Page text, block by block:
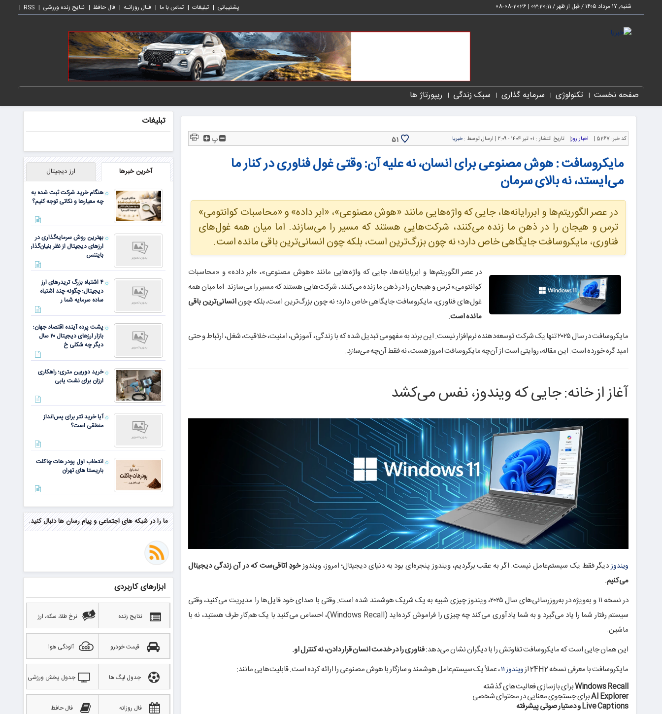
شنبه, ۱۷ مرداد ۱۴۰۵ / قبل از ظهر / 03:20:12
|
2026-08-08 پشتیبانی تبلیغات تماس با ما فـال روزانـه فال حافظ نتایج زنده ورزشی RSS
صفحه نخست تکنولوژی سرمایه گذاری سبک زندگی ریپورتاژ ها
کد خبر: 5267 | اخبار روز| تاریخ انتشار : ۰۱ تیر ۱۴۰۴ - ۲:۰۹ | ارسال توسط :خبریا 51 پ
مایکروسافت : هوش مصنوعی برای انسان، نه علیه آن: وقتی غول فناوری در کنار ما
می‌ایستد، نه بالای سرمان
در عصر الگوریتم‌ها و ابررایانه‌ها، جایی که واژه‌هایی مانند «هوش مصنوعی»، «ابر داده» و «محاسبات کوانتومی»
ترس و هیجان را در ذهن ما زنده می‌کنند، شرکت‌هایی هستند که مسیر را می‌سازند. اما میان همه غول‌های
فناوری، مایکروسافت جایگاهی خاص دارد؛ نه چون بزرگ‌ترین است، بلکه چون انسانی‌ترین باقی مانده است.
در عصر الگوریتم‌ها و ابررایانه‌ها، جایی که واژه‌هایی مانند «هوش مصنوعی»، «ابر داده» و «محاسبات
کوانتومی» ترس و هیجان را در ذهن ما زنده می‌کنند، شرکت‌هایی هستند که مسیر را می‌سازند. اما میان همه
غول‌های فناوری، مایکروسافت جایگاهی خاص دارد؛ نه چون بزرگ‌ترین است، بلکه چونانسانی‌ترین باقی
مانده است.
مایکروسافت در سال ۲۰۲۵ تنها یک شرکت توسعه‌دهنده نرم‌افزار نیست. این برند به مفهومی تبدیل شده که با زندگی، آموزش، امنیت، خلاقیت، شغل، ارتباط و حتی
امید گره خورده است. این مقاله، روایتی است از آن‌چه مایکروسافت امروزهست، نه فقط آن‌چهمی‌سازد.
آغاز از خانه: جایی که ویندوز، نفس می‌کشد
ویندوزدیگر فقط یک سیستم‌عامل نیست. اگر به عقب برگردیم، ویندوز پنجره‌ای بود به دنیای دیجیتال؛ امروز، ویندوزخودِ اتاقی‌ست که در آن زندگی دیجیتال
می‌کنیم.
در نسخه ۱۱ و به‌ویژه در به‌روزرسانی‌های سال ۲۰۲۵، ویندوز چیزی شبیه به یک شریک هوشمند شده است. وقتی با صدای خود فایل‌ها را مدیریت می‌کنید، وقتی
سیستم رفتار شما را یاد می‌گیرد و به شما یادآوری می‌کند چه چیزی را فراموش کرده‌اید (Windows Recall)، احساس می‌کنید با یک هم‌کار طرف هستید، نه با
ماشین.
این همان جایی است که مایکروسافت تفاوتش را با دیگران نشان می‌دهد:فناوری را در خدمت انسان قرار دادن، نه کنترل او.
مایکروسافت با معرفی نسخه 24H2 از
ویندوز ۱۱ ، عملاً یک سیستم‌عامل هوشمند و سازگار با هوش مصنوعی را ارائه کرده است. قابلیت‌هایی مانند:
Windows Recallبرای بازسازی فعالیت‌های گذشته
AI Explorerبرای جستجوی معنایی در محتوای شخصی
Live Captions و دستیار صوتی پیشرفته
تبلیغات
آخرین خبرها ارز دیجیتال
هنگام خرید شرکت ثبت شده به
چه معیارها و نکاتی توجه کنیم؟
بهترین روش سرمایه‌گذاری در
ارزهای دیجیتال از نظر بنیان‌گذار
بایننس
۴ اشتباه بزرگ تریدرهای ارز
دیجیتال؛ چگونه چند اشتباه
ساده سرمایه شما ر
پشت پرده آینده اقتصاد جهان؛
بازار ارزهای دیجیتال ۲۰ سال
دیگر چه شکلی خ
خرید دوربین متری؛ راهکاری
ارزان برای نشت یابی
آیا خرید تتر برای پس‌انداز
منطقی است؟
انتخاب اول پودر هات چاکلت
باریستا های تهران
مهم‌ترین مهارت برای موفقیت از
نگاه وارن بافت و جف بزوس
منتظر سقوط قی
بهترین صرافی ارز دیجیتال
خارجی بدون تحریم را بشناسید؛
آپدیت ۲۰۲۶
ما را در شبکه های اجتماعی و پیام رسان ها دنبال کنید.
ابزارهای کاربردی
نتایج زنده نرخ طلا، سکه، ارز
قیمت خودرو آلودگی هوا
جدول لیگ ها جدول پخش ورزشی
فال روزانه فال حافظ